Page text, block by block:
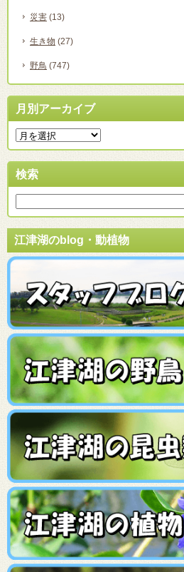
災害 (13)
生き物 (27)
野鳥 (747)
月別アーカイブ
検索
江津湖のblog・動植物